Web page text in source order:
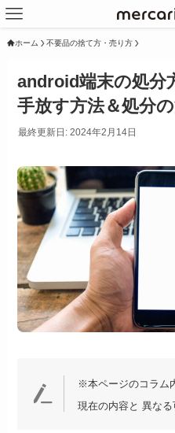
ホーム 不要品の捨て方・売り方
android端末の処分
手放す方法＆処分
最終更新日: 2024年2月14日
※本ページのコラム
現在の内容と 異なる